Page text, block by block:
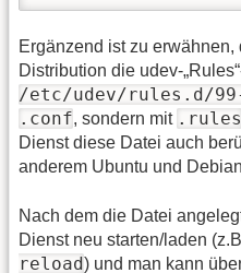
Ergänzend ist zu
Distribution die udev-
/etc/udev/rules.d/
.conf, sondern mit .rules
Dienst diese Datei auch
anderem Ubuntu und
Nach dem die Datei
Dienst neu starten/laden
reload) und man kann